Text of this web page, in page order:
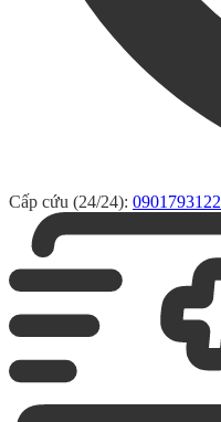
Cấp cứu (24/24): 0901793122